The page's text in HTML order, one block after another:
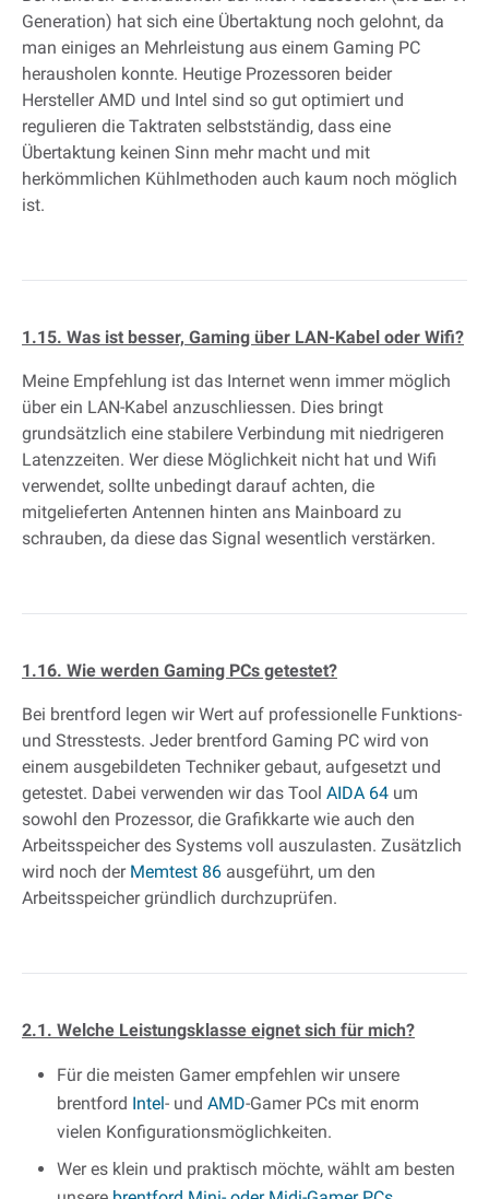
Generation) hat sich eine Übertaktung noch gelohnt, da
man einiges an Mehrleistung aus einem Gaming PC
herausholen konnte. Heutige Prozessoren beider
Hersteller AMD und Intel sind so gut optimiert und
regulieren die Taktraten selbstständig, dass eine
Übertaktung keinen Sinn mehr macht und mit
herkömmlichen Kühlmethoden auch kaum noch möglich
ist.
1.15. Was ist besser, Gaming über LAN-Kabel oder Wifi?
Meine Empfehlung ist das Internet wenn immer möglich
über ein LAN-Kabel anzuschliessen. Dies bringt
grundsätzlich eine stabilere Verbindung mit niedrigeren
Latenzzeiten. Wer diese Möglichkeit nicht hat und Wifi
verwendet, sollte unbedingt darauf achten, die
mitgelieferten Antennen hinten ans Mainboard zu
schrauben, da diese das Signal wesentlich verstärken.
1.16. Wie werden Gaming PCs getestet?
Bei brentford legen wir Wert auf professionelle Funktions-
und Stresstests. Jeder brentford Gaming PC wird von
einem ausgebildeten Techniker gebaut, aufgesetzt und
getestet. Dabei verwenden wir das Tool AIDA 64 um
sowohl den Prozessor, die Grafikkarte wie auch den
Arbeitsspeicher des Systems voll auszulasten. Zusätzlich
wird noch der Memtest 86 ausgeführt, um den
Arbeitsspeicher gründlich durchzuprüfen.
2.1. Welche Leistungsklasse eignet sich für mich?
Für die meisten Gamer empfehlen wir unsere
brentford Intel - und AMD-Gamer PCs mit enorm
vielen Konfigurationsmöglichkeiten.
Wer es klein und praktisch möchte, wählt am besten